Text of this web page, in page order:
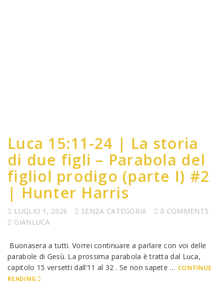
Luca 15:11-24 | La storia
di due figli – Parabola del
figliol prodigo (parte I) #2
| Hunter Harris
LUGLIO 1, 2026 SENZA CATEGORIA
0 COMMENTS
GIANLUCA
Buonasera a tutti. Vorrei continuare a parlare con voi delle
parabole di Gesù. La prossima parabola è tratta dal Luca,
capitolo 15 versetti dall’11 al 32 . Se non sapete … CONTINUE
READING